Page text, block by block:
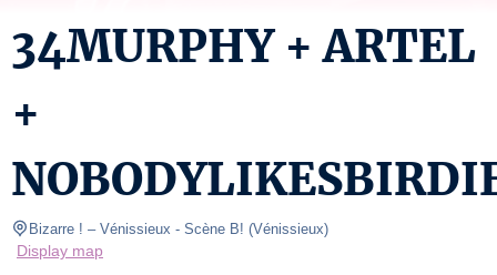
34MURPHY + ARTEL
+
Bizarre ! – Vénissieux - Scène B! (Vénissieux)
Display map